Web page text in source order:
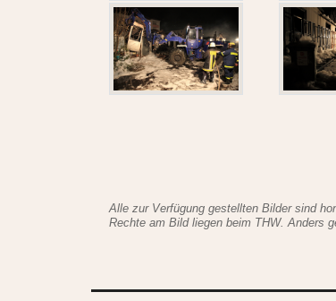
Alle zur Verfügung gestellten Bilder sind
Rechte am Bild liegen beim THW. Anders